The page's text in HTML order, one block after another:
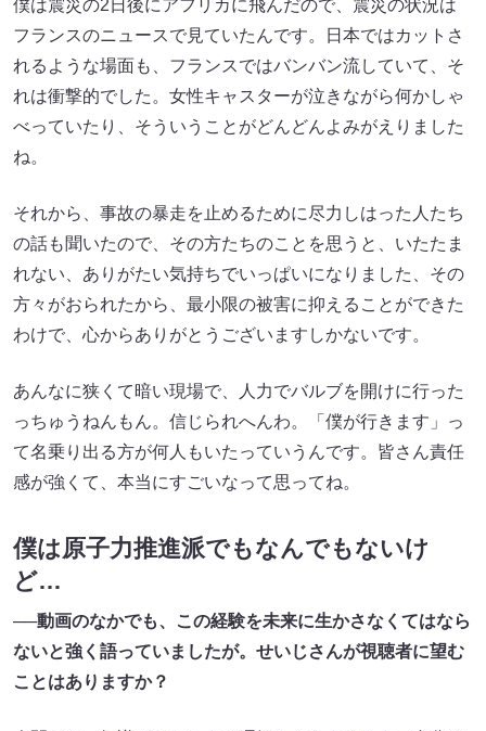
僕は震災の2日後にアフリカに飛んだので、震災の状況は
フランスのニュースで見ていたんです。日本ではカットさ
れるような場面も、フランスではバンバン流していて、そ
れは衝撃的でした。女性キャスターが泣きながら何かしゃ
べっていたり、そういうことがどんどんよみがえりました
ね。
それから、事故の暴走を止めるために尽力しはった人たち
の話も聞いたので、その方たちのことを思うと、いたたま
れない、ありがたい気持ちでいっぱいになりました、その
方々がおられたから、最小限の被害に抑えることができた
わけで、心からありがとうございますしかないです。
あんなに狭くて暗い現場で、人力でバルブを開けに行った
っちゅうねんもん。信じられへんわ。「僕が行きます」っ
て名乗り出る方が何人もいたっていうんです。皆さん責任
感が強くて、本当にすごいなって思ってね。
僕は原子力推進派でもなんでもないけ
ど…
──動画のなかでも、この経験を未来に生かさなくてはなら
ないと強く語っていましたが。せいじさんが視聴者に望む
ことはありますか？